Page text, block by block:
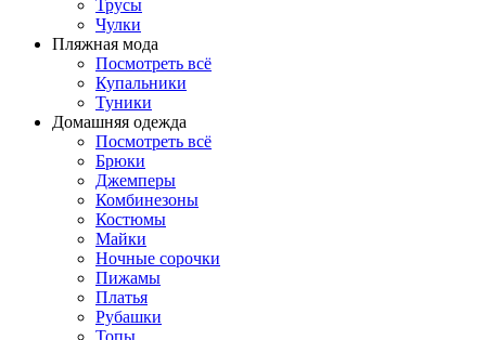
Трусы
Чулки
Пляжная мода
Посмотреть всё
Купальники
Туники
Домашняя одежда
Посмотреть всё
Брюки
Джемперы
Комбинезоны
Костюмы
Майки
Ночные сорочки
Пижамы
Платья
Рубашки
Топы